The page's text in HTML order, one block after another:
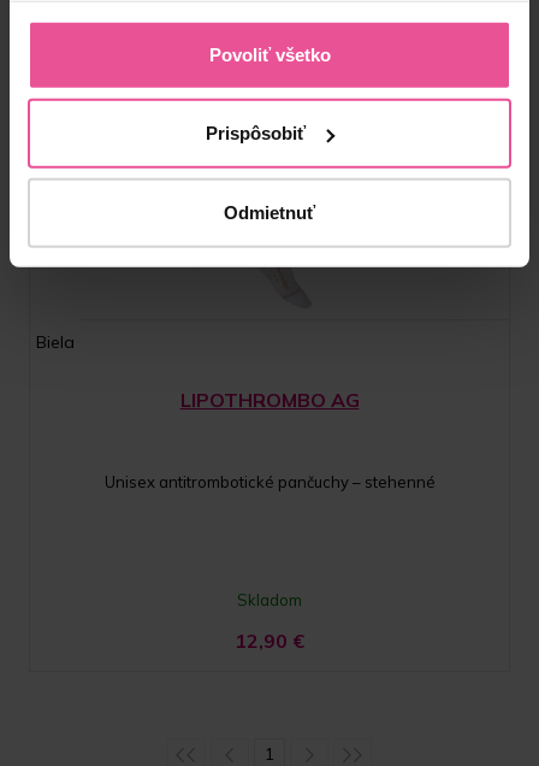
Povoliť všetko
Prispôsobiť
Odmietnuť
Biela
LIPOTHROMBO AG
Unisex antitrombotické pančuchy – stehenné
Skladom
12,90 €
1